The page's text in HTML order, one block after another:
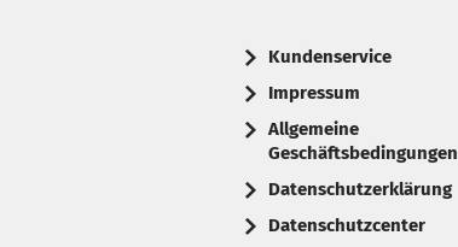
Kundenservice
Impressum
Allgemeine
Geschäftsbedingungen
Datenschutzerklärung
Datenschutzcenter